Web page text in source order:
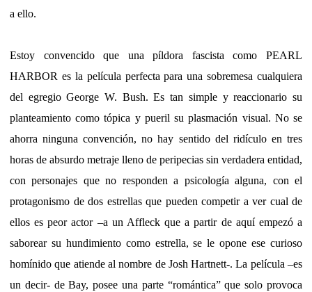
a ello.
Estoy convencido que una píldora fascista como PEARL
HARBOR es la película perfecta para una sobremesa cualquiera
del egregio George W. Bush. Es tan simple y reaccionario su
planteamiento como tópica y pueril su plasmación visual. No se
ahorra ninguna convención, no hay sentido del ridículo en tres
horas de absurdo metraje lleno de peripecias sin verdadera entidad,
con personajes que no responden a psicología alguna, con el
protagonismo de dos estrellas que pueden competir a ver cual de
ellos es peor actor –a un Affleck que a partir de aquí empezó a
saborear su hundimiento como estrella, se le opone ese curioso
homínido que atiende al nombre de Josh Hartnett-. La película –es
un decir- de Bay, posee una parte “romántica” que solo provoca